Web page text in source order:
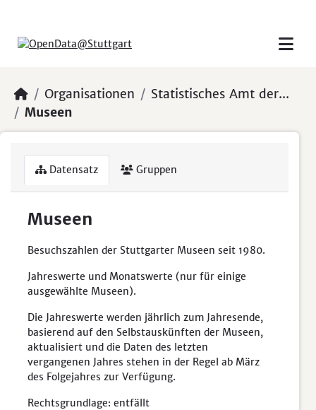
Organisationen
Statistisches Amt der...
Museen
Datensatz Gruppen
Museen
Besuchszahlen der Stuttgarter Museen seit 1980.
Jahreswerte und Monatswerte (nur für einige
ausgewählte Museen).
Die Jahreswerte werden jährlich zum Jahresende,
basierend auf den Selbstauskünften der Museen,
aktualisiert und die Daten des letzten
vergangenen Jahres stehen in der Regel ab März
des Folgejahres zur Verfügung.
Rechtsgrundlage: entfällt